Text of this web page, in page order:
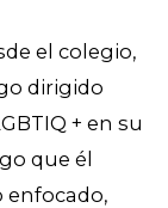
el colegio,
dirigido
+ en su
que él
enfocado,